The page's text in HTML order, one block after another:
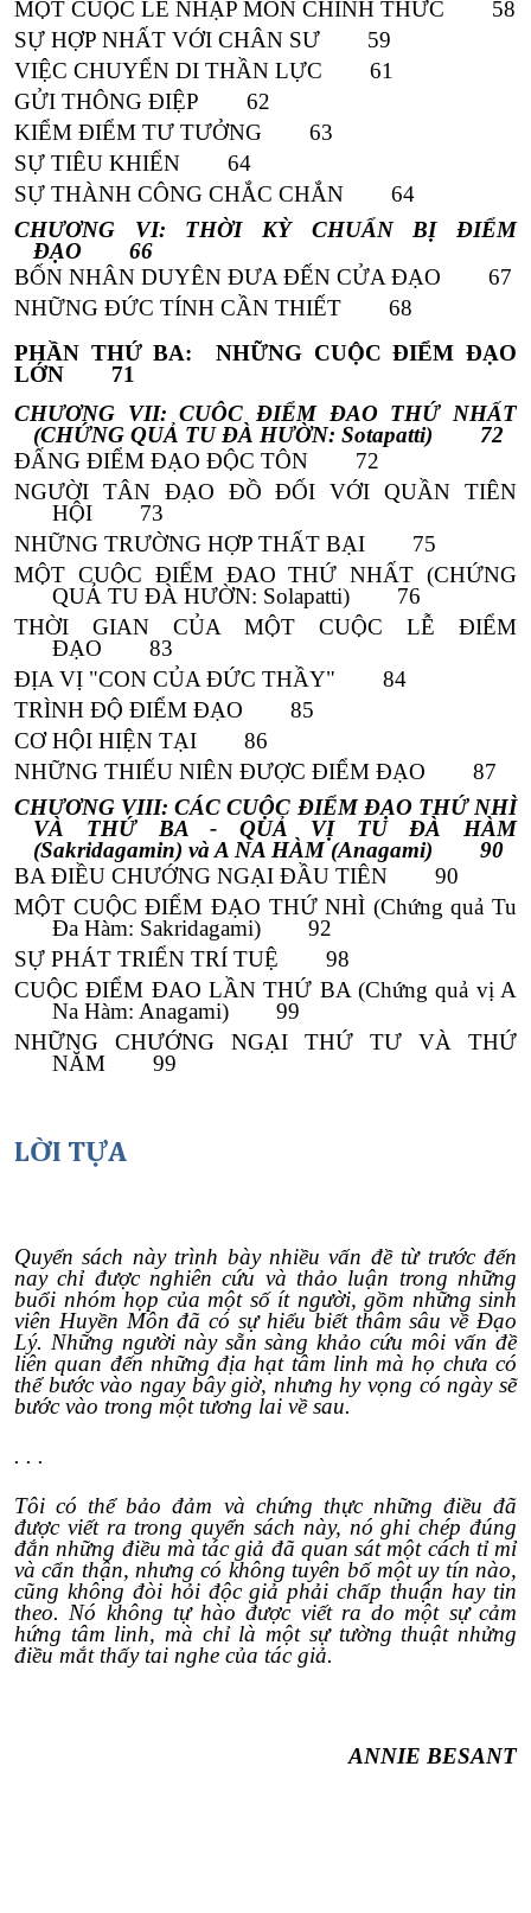
MỘT CUỘC LỄ NHẬP MÔN CHÍNH THỨC 58
SỰ HỢP NHẤT VỚI CHÂN SƯ 59
VIỆC CHUYỂN DI THẦN LỰC 61
GỬI THÔNG ĐIỆP 62
KIỂM ĐIỂM TƯ TƯỞNG 63
SỰ TIÊU KHIỂN 64
SỰ THÀNH CÔNG CHẮC CHẮN 64
CHƯƠNG VI: THỜI KỲ CHUẨN BỊ ĐIỂM
ĐẠO 66
BỐN NHÂN DUYÊN ĐƯA ĐẾN CỬA ĐẠO 67
NHỮNG ĐỨC TÍNH CẦN THIẾT 68
PHẦN THỨ BA: NHỮNG CUỘC ĐIỂM ĐẠO
LỚN 71
CHƯƠNG VII:CUỘC ĐIỂM ĐẠO THỨ NHẤT
(CHỨNG QUẢ TU ĐÀ HƯỜN: Sotapatti) 72
ĐẤNG ĐIỂM ĐẠO ĐỘC TÔN 72
NGƯỜI TÂN ĐẠO ĐỒ ĐỐI VỚI QUẦN TIÊN
HỘI73
NHỮNG TRƯỜNG HỢP THẤT BẠI 75
MỘT CUỘC ĐIỂM ĐẠO THỨ NHẤT (CHỨNG
QUẢ TU ĐÀ HƯỜN: Solapatti)76
THỜI GIAN CỦA MỘT CUỘC LỄ ĐIỂM
ĐẠO 83
ĐỊA VỊ "CON CỦA ĐỨC THẦY" 84
TRÌNH ĐỘ ĐIỂM ĐẠO 85
CƠ HỘI HIỆN TẠI 86
NHỮNG THIẾU NIÊN ĐƯỢC ĐIỂM ĐẠO 87
CHƯƠNG VIII: CÁC CUỘC ĐIỂM ĐẠO THỨ NHÌ
VÀ THỨ BA - QUẢ VỊ TU ĐÀ HÀM
(Sakridagamin) và A NA HÀM (Anagami) 90
BA ĐIỀU CHƯỚNG NGẠI ĐẦU TIÊN 90
MỘT CUỘC ĐIỂM ĐẠO THỨ NHÌ (Chứng quả Tu
Đa Hàm: Sakridagami) 92
SỰ PHÁT TRIỂN TRÍ TUỆ 98
CUỘC ĐIỂM ĐẠO LẦN THỨ BA (Chứng quả vị A
Na Hàm: Anagami)99
NHỮNG CHƯỚNG NGẠI THỨ TƯ VÀ THỨ
NĂM 99
LỜI TỰA
Quyển sách này trình bày nhiều vấn đề từ trước đến
nay chỉ được nghiên cứu và thảo luận trong những
buổi nhóm họp của một số ít người, gồm những sinh
viên Huyền Môn đã có sự hiểu biết thâm sâu về Đạo
Lý. Những người này sẵn sàng khảo cứu môi vấn đề
liên quan đến những địa hạt tâm linh mà họ chưa có
thể bước vào ngay bây giờ, nhưng hy vọng có ngày sẽ
bước vào trong một tương lai về sau.
. . .
Tôi có thể bảo đảm và chứng thực những điều đã
được viết ra trong quyển sách này, nó ghi chép đúng
đắn những điều mà tác giả đã quan sát một cách tỉ mỉ
và cẩn thận, nhưng có không tuyên bố một uy tín nào,
cũng không đòi hỏi độc giả phải chấp thuận hay tin
theo. Nó không tự hào được viết ra do một sự cảm
hứng tâm linh, mà chỉ là một sự tường thuật nhửng
điều mắt thấy tai nghe của tác giả.
ANNIE BESANT